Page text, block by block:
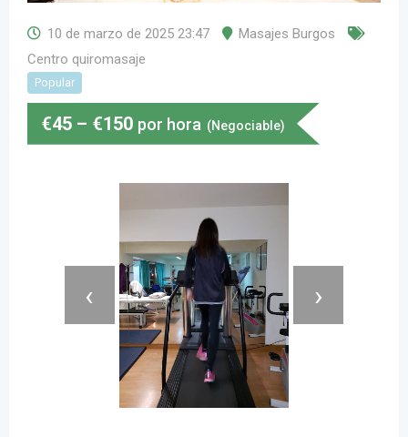
10 de marzo de 2025 23:47
Masajes Burgos
Centro quiromasaje
Popular
€45 – €150 por hora (Negociable)
‹ ›